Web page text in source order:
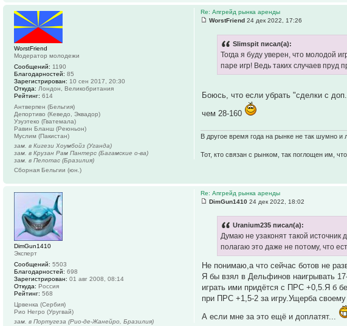
Re: Апгрейд рынка аренды
WorstFriend 24 дек 2022, 17:26
Slimspit писал(а):
Тогда я буду уверен, что молодой
паре игр! Ведь таких случаев пруд
Боюсь, что если убрать "сделки с
чем 28-160
В другое время года на рынке не так шумно и
Тот, кто связан с рынком, так поглощен им,
WorstFriend
Модератор молодежи
Сообщений: 1190
Благодарностей: 85
Зарегистрирован: 10 сен 2017, 20:30
Откуда: Лондон, Великобритания
Рейтинг: 614
Антверпен (Бельгия)
Депортиво (Кеведо, Эквадор)
Уэуэтеко (Гватемала)
Равин Бланш (Реюньон)
Муслим (Пакистан)
зам. в Кигези Хоумбойз (Уганда)
зам. в Крузан Рам Пантерс (Багамские о-ва)
зам. в Пелотас (Бразилия)
Сборная Бельгии (юн.)
Re: Апгрейд рынка аренды
DimGun1410 24 дек 2022, 18:02
Uranium235 писал(а):
Думаю не узаконят такой источник
полагаю это даже не потому, что
Не понимаю,а что сейчас ботов не
Я бы взял в Дельфинов наигрывать
играть ими придётся с ПРС +0,5.Я б
при ПРС +1,5-2 за игру.Ущерба
А если мне за это ещё и доплатят...
DimGun1410
Эксперт
Сообщений: 5503
Благодарностей: 698
Зарегистрирован: 01 авг 2008, 08:14
Откуда: Россия
Рейтинг: 568
Црвенка (Сербия)
Рио Негро (Уругвай)
зам. в Португеза (Рио-де-Жанейро, Бразилия)